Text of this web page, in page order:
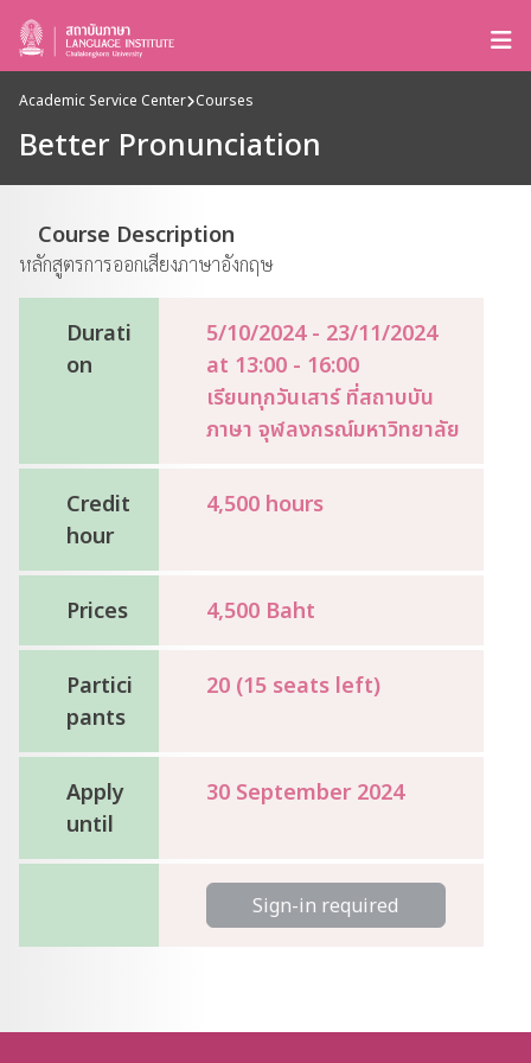
Academic Service Center Courses
Better Pronunciation
Course Description
หลักสูตรการออกเสียงภาษาอังกฤษ
Durati
on
5/10/2024 - 23/11/2024
at 13:00 - 16:00
เรียนทุกวันเสาร์ ที่สถาบบัน
ภาษา จุฬลงกรณ์มหาวิทยาลัย
Credit
hour
4,500 hours
Prices 4,500 Baht
Partici
pants
20 (15 seats left)
Apply
until
30 September 2024
Sign-in required